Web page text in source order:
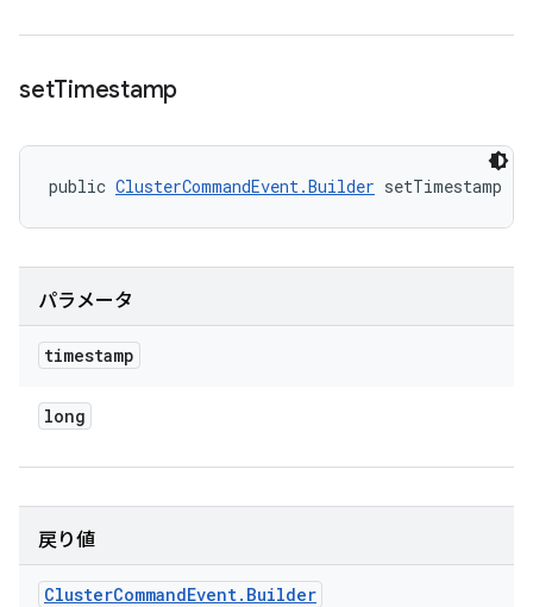
setTimestamp
public ClusterCommandEvent.Builder setTimestamp
パラメータ
timestamp
long
戻り値
ClusterCommandEvent. Builder